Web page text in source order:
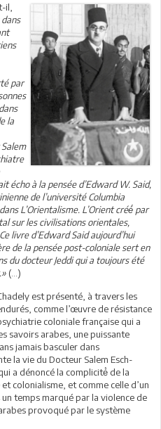
il,
par
la
écho à la pensée d’Edward W. Said,
de l’université Columbia
L’Orientalisme. L’Orient créé́ par
sur les civilisations orientales,
livre d’Edward Said aujourd’hui
de la pensée post-coloniale sert en
du docteur Jeddi qui a toujours été
(…)
est présenté, à travers les
comme l’œuvre de résistance
coloniale française qui a
savoirs arabes, une puissante
jamais basculer dans
la vie du Docteur Salem Esch-
a dénoncé la complicité́ de la
colonialisme, et comme celle d’un
temps marqué par la violence de
provoqué par le système